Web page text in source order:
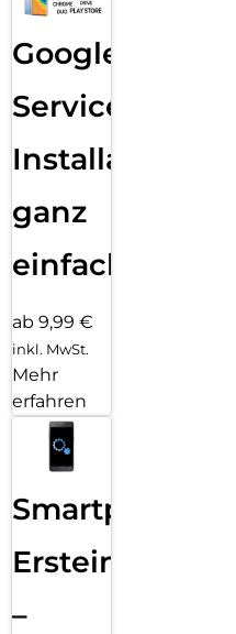
Google
Services
Installation
ganz
einfach
ab 9,99 €
inkl. MwSt.
Mehr
erfahren
Smartphone
Ersteinrichtung
–